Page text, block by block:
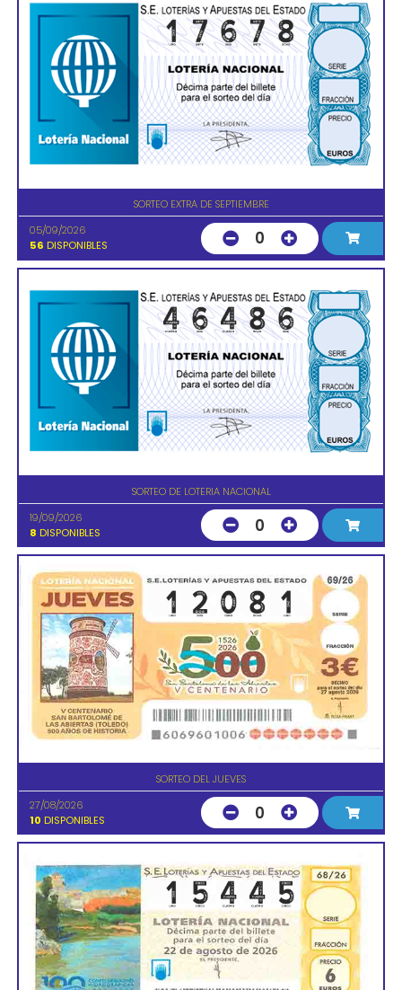
SORTEO EXTRA DE SEPTIEMBRE
05/09/2026
56 DISPONIBLES 0
SORTEO DE LOTERIA NACIONAL
19/09/2026
8 DISPONIBLES 0
SORTEO DEL JUEVES
27/08/2026
10 DISPONIBLES 0